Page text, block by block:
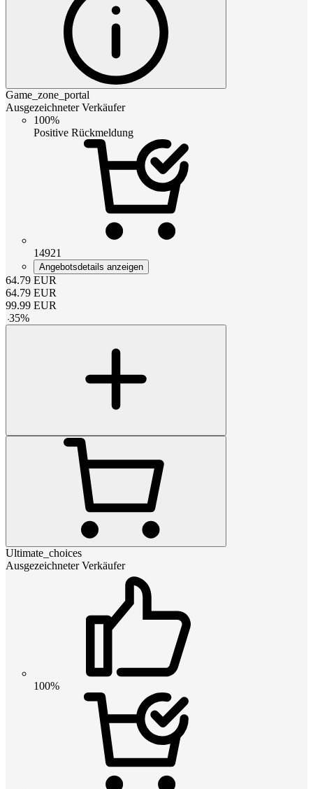
Game_zone_portal
Ausgezeichneter Verkäufer
100%
Positive Rückmeldung
14921
Angebotsdetails anzeigen
64.79 EUR
64.79 EUR
99.99 EUR
-35%
Ultimate_choices
Ausgezeichneter Verkäufer
100%